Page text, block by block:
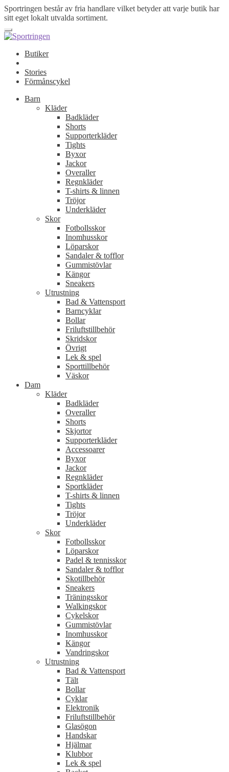
Sportringen består av fria handlare vilket betyder att varje butik har
sitt eget lokalt utvalda sortiment.
Butiker
Stories
Förmånscykel
Barn
Kläder
Badkläder
Shorts
Supporterkläder
Tights
Byxor
Jackor
Overaller
Regnkläder
T-shirts & linnen
Tröjor
Underkläder
Skor
Fotbollsskor
Inomhusskor
Löparskor
Sandaler & tofflor
Gummistövlar
Kängor
Sneakers
Utrustning
Bad & Vattensport
Barncyklar
Bollar
Friluftstillbehör
Skridskor
Övrigt
Lek & spel
Sporttillbehör
Väskor
Dam
Kläder
Badkläder
Overaller
Shorts
Skjortor
Supporterkläder
Accessoarer
Byxor
Jackor
Regnkläder
Sportkläder
T-shirts & linnen
Tights
Tröjor
Underkläder
Skor
Fotbollsskor
Löparskor
Padel & tennisskor
Sandaler & tofflor
Skotillbehör
Sneakers
Träningsskor
Walkingskor
Cykelskor
Gummistövlar
Inomhusskor
Kängor
Vandringskor
Utrustning
Bad & Vattensport
Tält
Bollar
Cyklar
Elektronik
Friluftstillbehör
Glasögon
Handskar
Hjälmar
Klubbor
Lek & spel